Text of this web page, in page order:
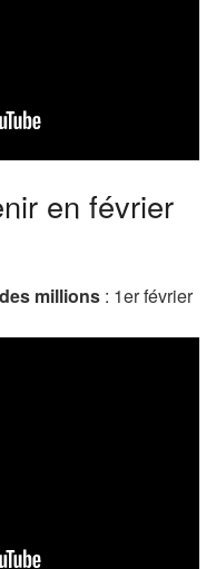
en février
millions : 1er février